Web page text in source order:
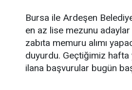
Bursa ile Ardeşen
en az lise mezunu adaylar
zabıta memuru alımı
duyurdu. Geçtiğimiz hafta
ilana başvurular bugün